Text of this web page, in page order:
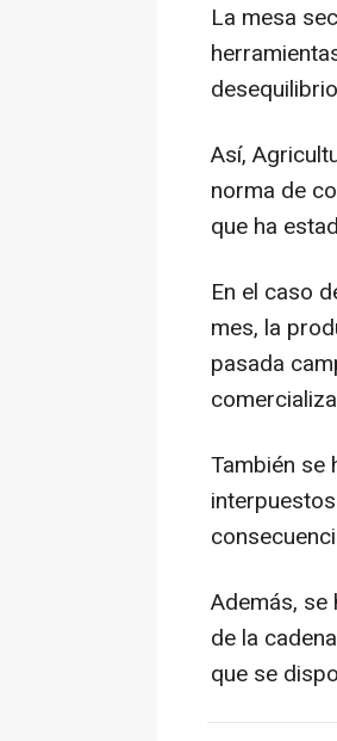
La mesa
Así,
norma de
que ha
En el caso
mes, la
pasada
También se
Además,
de la
que se